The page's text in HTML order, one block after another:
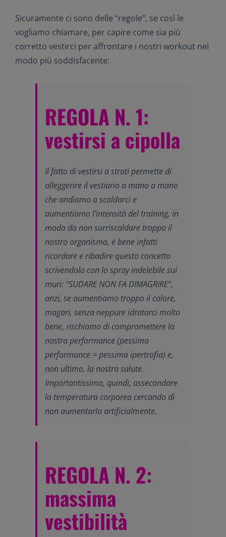
Sicuramente ci sono delle “regole”, se così le
vogliamo chiamare, per capire come sia più
corretto vestirci per affrontare i nostri workout nel
modo più soddisfacente:
REGOLA N. 1:
vestirsi a cipolla
Il fatto di vestirsi a strati permette di
alleggerire il vestiario a mano a mano
che andiamo a scaldarci e
aumentiamo l’intensità del training, in
modo da non surriscaldare troppo il
nostro organismo, è bene infatti
ricordare e ribadire questo concetto
scrivendolo con lo spray indelebile sui
muri: “SUDARE NON FA DIMAGRIRE”,
anzi, se aumentiamo troppo il calore,
magari, senza neppure idratarci molto
bene, rischiamo di compromettere la
nostra performance (pessima
performance = pessima ipertrofia) e,
non ultimo, la nostra salute.
Importantissimo, quindi, assecondare
la temperatura corporea cercando di
non aumentarla artificialmente.
REGOLA N. 2:
massima
vestibilità